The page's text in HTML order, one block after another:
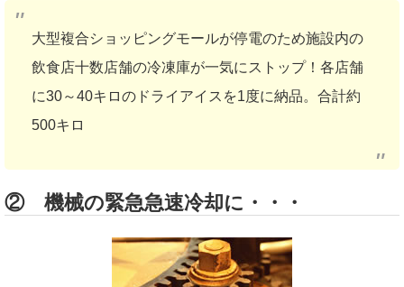
大型複合ショッピングモールが停電のため施設内の
飲食店十数店舗の冷凍庫が一気にストップ！各店舗
に30～40キロのドライアイスを1度に納品。合計約
500キロ
② 機械の緊急急速冷却に・・・